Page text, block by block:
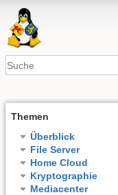
Themen
Überblick
File Server
Home Cloud
Kryptographie
Mediacenter